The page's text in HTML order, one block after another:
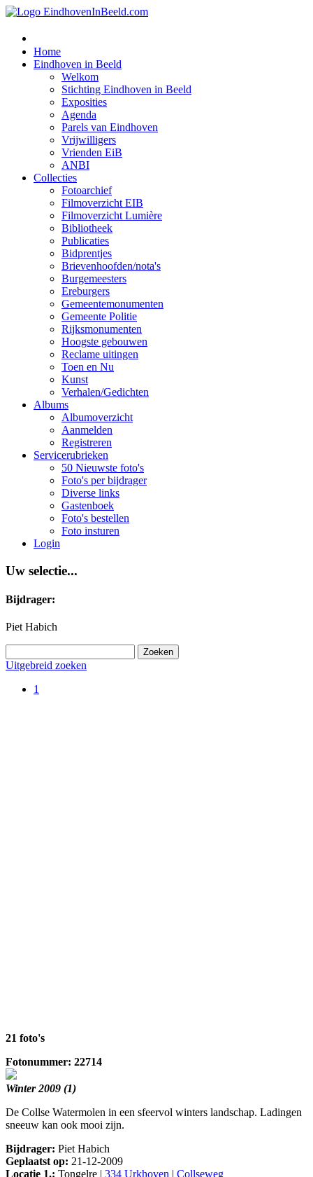
Home
Eindhoven in Beeld
Welkom
Stichting Eindhoven in Beeld
Exposities
Agenda
Parels van Eindhoven
Vrijwilligers
Vrienden EiB
ANBI
Collecties
Fotoarchief
Filmoverzicht EIB
Filmoverzicht Lumière
Bibliotheek
Publicaties
Bidprentjes
Brievenhoofden/nota's
Burgemeesters
Ereburgers
Gemeentemonumenten
Gemeente Politie
Rijksmonumenten
Hoogste gebouwen
Reclame uitingen
Toen en Nu
Kunst
Verhalen/Gedichten
Albums
Albumoverzicht
Aanmelden
Registreren
Servicerubrieken
50 Nieuwste foto's
Foto's per bijdrager
Diverse links
Gastenboek
Foto's bestellen
Foto insturen
Login
Uw selectie...
Bijdrager:
Piet Habich
Uitgebreid zoeken
1
21 foto's
Fotonummer: 22714
Winter 2009 (1)
De Collse Watermolen in een sfeervol winters landschap. Ladingen
sneeuw kan ook mooi zijn.
Bijdrager: Piet Habich
Geplaatst op: 21-12-2009
Locatie 1.: Tongelre | 334 Urkhoven | Collseweg